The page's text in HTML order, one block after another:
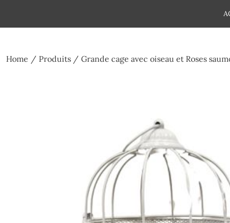
content
Espace Funéraire Michel
Home Produits Grande cage avec oiseau et Roses